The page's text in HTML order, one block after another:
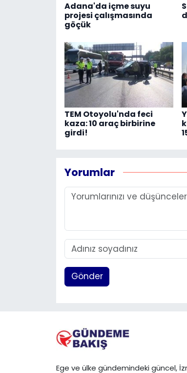
Adana'da içme suyu
projesi çalışmasında
göçük
TEM Otoyolu'nda feci
kaza: 10 araç birbirine
girdi!
Yorumlar
Gönder
Ege ve ülke gündemindeki güncel,